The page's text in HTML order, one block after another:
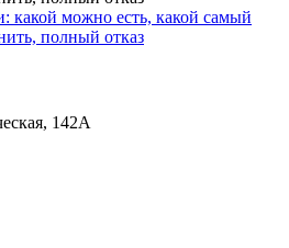
какой можно есть, какой самый
полный отказ
142А